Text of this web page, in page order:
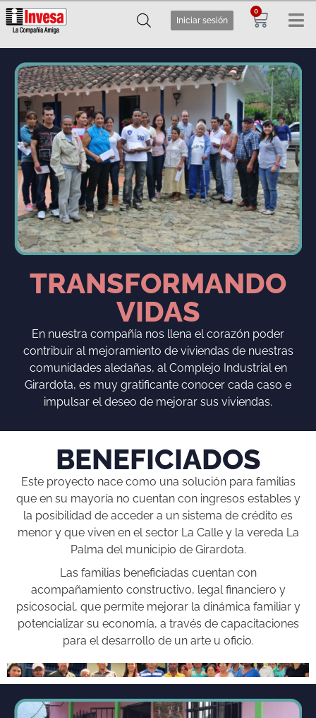
Iniciar sesión
0
TRANSFORMANDO
VIDAS
En nuestra compañía nos llena el corazón poder
contribuir al mejoramiento de viviendas de nuestras
comunidades aledañas, al Complejo Industrial en
Girardota, es muy gratificante conocer cada caso e
impulsar el deseo de mejorar sus viviendas.
BENEFICIADOS
Este proyecto nace como una solución para familias
que en su mayoría no cuentan con ingresos estables y
la posibilidad de acceder a un sistema de crédito es
menor y que viven en el sector La Calle y la vereda La
Palma del municipio de Girardota.
Las familias beneficiadas cuentan con
acompañamiento constructivo, legal financiero y
psicosocial, que permite mejorar la dinámica familiar y
potencializar su economía, a través de capacitaciones
para el desarrollo de un arte u oficio.